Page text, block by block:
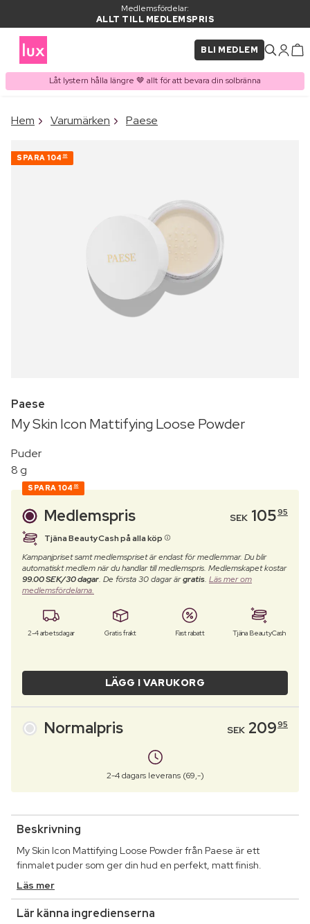
Medlemsfördelar:
ALLT TILL MEDLEMSPRIS
BLI MEDLEM
Låt lystern hålla längre 🤎 allt för att bevara din solbränna
PRODUKT I VARUKORGEN
Hem Varumärken Paese
SPARA 104 00
Paese
My Skin Icon Mattifying Loose Powder
Puder
8 g
SPARA 104 00
Medlemspris SEK 10595
Tjäna BeautyCash på alla köp
Kampanjpriset samt medlemspriset är endast för medlemmar. Du blir
automatiskt medlem när du handlar till medlemspris. Medlemskapet kostar
99.00 SEK/30 dagar. De första 30 dagar ärgratis. Läs mer om
medlemsfördelarna.
2-4 arbetsdagar Gratis frakt Fast rabatt Tjäna BeautyCash
LÄGG I VARUKORG
Normalpris SEK 20995
2-4 dagars leverans (69,-)
Beskrivning
My Skin Icon Mattifying Loose Powder från Paese är ett
finmalet puder som ger din hud en perfekt, matt finish.
Läs mer
Lär känna ingredienserna